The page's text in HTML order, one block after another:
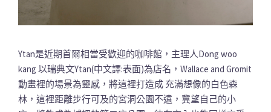
Ytan是近期首爾相當受歡迎的咖啡館，主理人Dong woo
kang 以瑞典文Ytan(中文譯:表面)為店名，Wallace and Gromit
動畫裡的場景為靈感，將這裡打造成 充滿想像的白色森
林，這裡距離步行可及的宮洞公園不遠，冀望自己的小